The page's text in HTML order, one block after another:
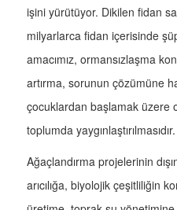
işini yürütüyor. Dikilen fidan
milyarlarca fidan içerisinde
amacımız, ormansızlaşma
artırma, sorunun çözümüne
çocuklardan başlamak üzere
toplumda yaygınlaştırılmasıdır.
Ağaçlandırma projelerinin
arıcılığa, biyolojik çeşitliliğin